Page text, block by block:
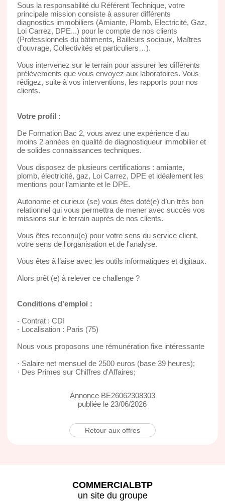
Sous la responsabilité du Référent Technique, votre
principale mission consiste à assurer différents
diagnostics immobiliers (Amiante, Plomb, Electricité, Gaz,
Loi Carrez, DPE...) pour le compte de nos clients
(Professionnels du bâtiments, Bailleurs sociaux, Maîtres
d’ouvrage, Collectivités et particuliers…).
Vous intervenez sur le terrain pour assurer les différents
prélèvements que vous envoyez aux laboratoires. Vous
rédigez, suite à vos interventions, les rapports pour nos
clients.
Votre profil :
De Formation Bac 2, vous avez une expérience d'au
moins 2 années en qualité de diagnostiqueur immobilier et
de solides connaissances techniques.
Vous disposez de plusieurs certifications : amiante,
plomb, électricité, gaz, Loi Carrez, DPE et idéalement les
mentions pour l’amiante et le DPE.
Autonome et curieux (se) vous êtes doté(e) d’un très bon
relationnel qui vous permettra de mener avec succès vos
missions sur le terrain auprès de nos clients.
Vous êtes reconnu(e) pour votre sens du service client,
votre sens de l'organisation et de l'analyse.
Vous êtes à l’aise avec les outils informatiques et digitaux.
Alors prêt (e) à relever ce challenge ?
Conditions d'emploi :
- Contrat : CDI
- Localisation : Paris (75)
Nous vous proposons une rémunération fixe intéressante
· Salaire net mensuel de 2500 euros (base 39 heures);
· Des Primes sur Chiffres d'Affaires;
Annonce BE26062308303
publiée le 23/06/2026
Retour aux offres
COMMERCIALBTP
un site du groupe